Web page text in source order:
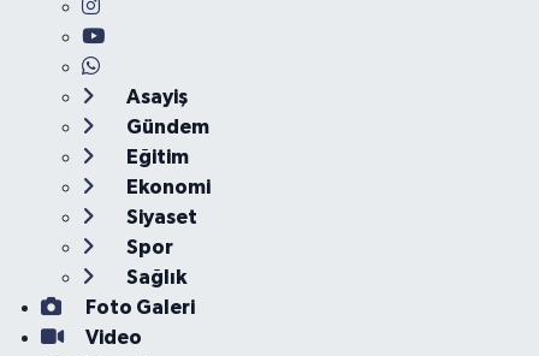
Asayiş
Gündem
Eğitim
Ekonomi
Siyaset
Spor
Sağlık
Foto Galeri
Video